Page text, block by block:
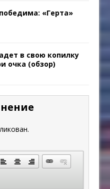
«Герта»
в свою копилку
очка (обзор)